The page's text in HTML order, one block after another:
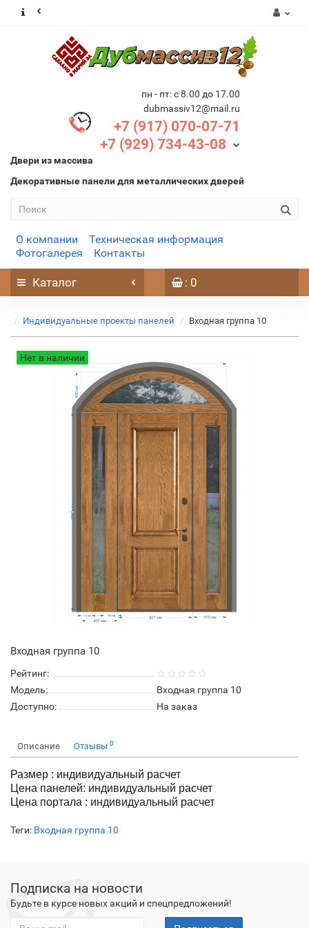
пн - пт: с 8.00 до 17.00
dubmassiv12@mail.ru
+7 (917) 070-07-71
+7 (929) 734-43-08
Двери из массива
Декоративные панели для металлических дверей
О компании
Техническая информация
Фотогалерея
Контакты
Каталог : 0
Индивидуальные проекты панелей Входная группа 10
Нет в наличии
Входная группа 10
Рейтинг:
Модель:
Входная группа 10
Доступно:
На заказ
Описание Отзывы 0
Размер : индивидуальный расчет
Цена панелей: индивидуальный расчет
Цена портала : индивидуальный расчет
Теги: Входная группа 10
Подписка на новости
Будьте в курсе новых акций и спецпредложений!